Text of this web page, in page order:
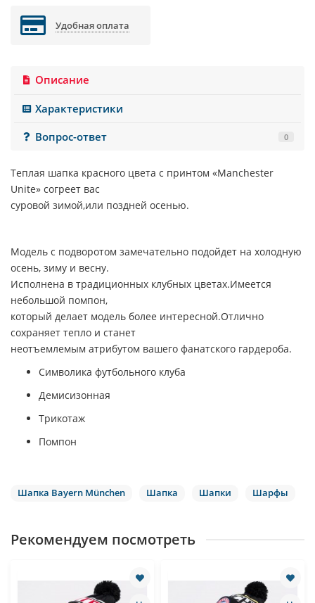
Удобная оплата
Описание
Характеристики
Вопрос-ответ
0
Теплая шапка красного цвета с принтом «Manchester
Unite» согреет вас
суровой зимой,или поздней осенью.
Модель с подворотом замечательно подойдет на холодную
осень, зиму и весну.
Исполнена в традиционных клубных цветах.Имеется
небольшой помпон,
который делает модель более интересной.Отлично
сохраняет тепло и станет
неотъемлемым атрибутом вашего фанатского гардероба.
Символика футбольного клуба
Демисизонная
Трикотаж
Помпон
Шапка Bayern München Шапка Шапки Шарфы
Рекомендуем посмотреть